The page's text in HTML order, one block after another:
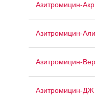
Азитромицин-
Азитромицин-
Азитромицин-
Азитромицин-ДЖ